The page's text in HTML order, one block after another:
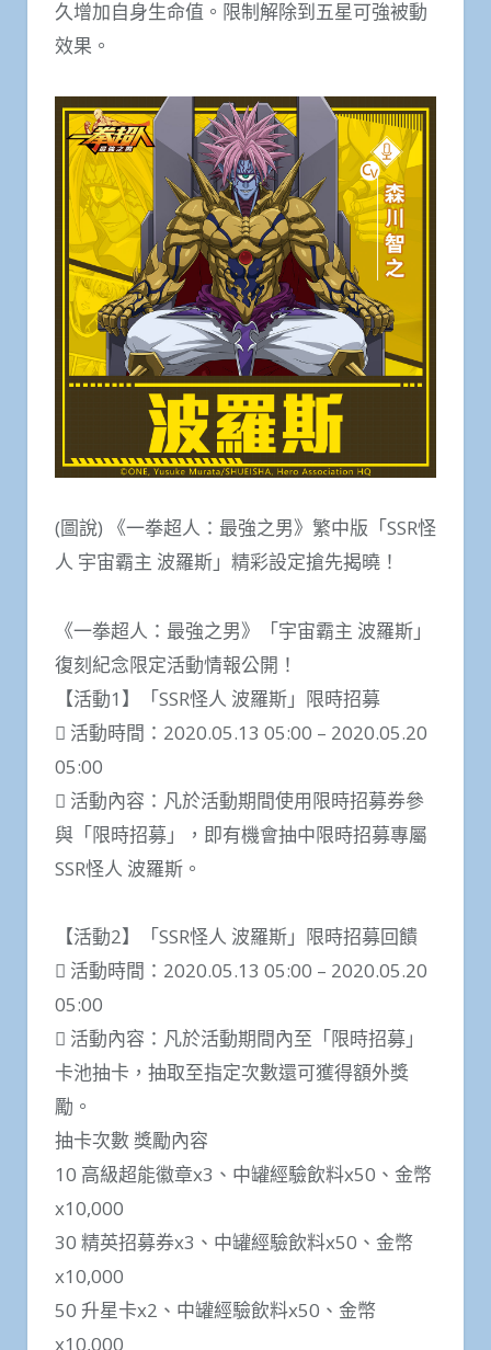
久增加自身生命值。限制解除到五星可強被動
效果。
(圖說) 《一拳超人：最強之男》繁中版「SSR怪
人 宇宙霸主 波羅斯」精彩設定搶先揭曉！
《一拳超人：最強之男》「宇宙霸主 波羅斯」
復刻紀念限定活動情報公開！
【活動1】「SSR怪人 波羅斯」限時招募
 活動時間：2020.05.13 05:00 – 2020.05.20
05:00
 活動內容：凡於活動期間使用限時招募券參
與「限時招募」，即有機會抽中限時招募專屬
SSR怪人 波羅斯。
【活動2】「SSR怪人 波羅斯」限時招募回饋
 活動時間：2020.05.13 05:00 – 2020.05.20
05:00
 活動內容：凡於活動期間內至「限時招募」
卡池抽卡，抽取至指定次數還可獲得額外獎
勵。
抽卡次數 獎勵內容
10 高級超能徽章x3、中罐經驗飲料x50、金幣
x10,000
30 精英招募券x3、中罐經驗飲料x50、金幣
x10,000
50 升星卡x2、中罐經驗飲料x50、金幣
x10,000